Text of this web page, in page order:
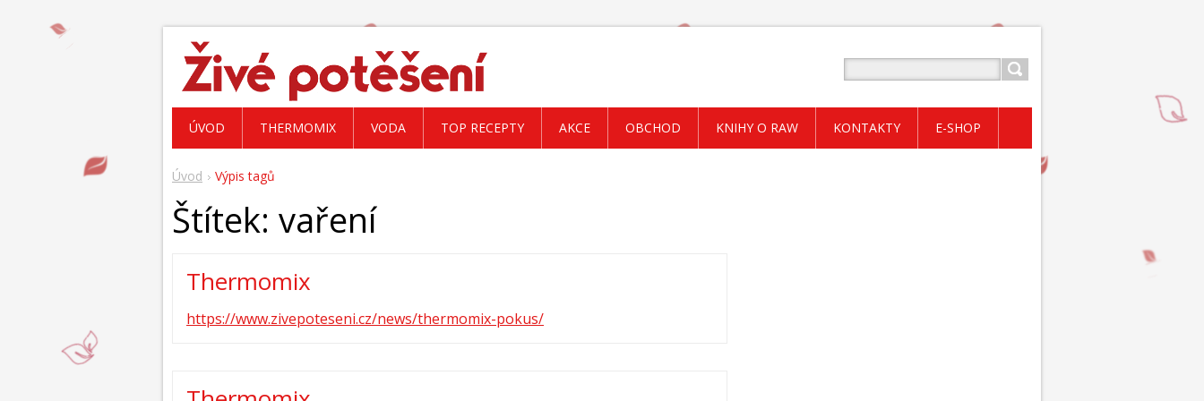
Úvod Výpis tagů
Štítek: vaření
Thermomix
https://www.zivepoteseni.cz/news/thermomix-pokus/
ÚVOD THERMOMIX VODA TOP RECEPTY AKCE OBCHOD KNIHY O RAW KONTAKTY E-SHOP